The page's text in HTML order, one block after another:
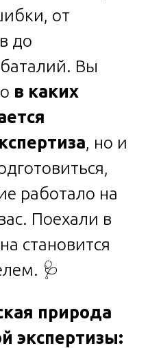
от
до
Вы
в каких
, но и
работало на
Поехали в
становится
🩺
природа
экспертизы: